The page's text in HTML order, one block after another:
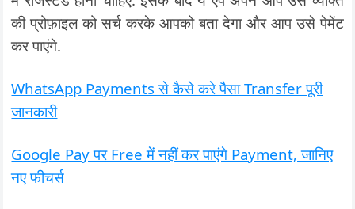
की प्रोफ़ाइल को सर्च करके आपको बता देगा और आप उसे पेमेंट
कर पाएंगे.
WhatsApp Payments से कैसे करे पैसा Transfer पूरी
जानकारी
Google Pay पर Free में नहीं कर पाएंगे Payment, जानिए
नए फीचर्स